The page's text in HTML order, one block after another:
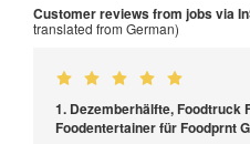
Customer reviews from jobs via
translated from German)
1. Dezemberhälfte, Foodtruck
Foodentertainer für Foodprnt